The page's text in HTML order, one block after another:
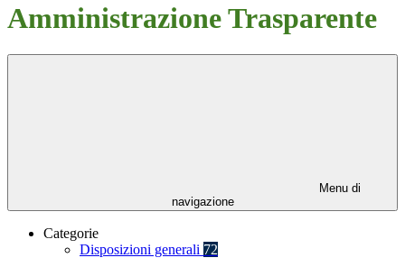
Amministrazione Trasparente
Menu di
navigazione
Categorie
Disposizioni generali 72